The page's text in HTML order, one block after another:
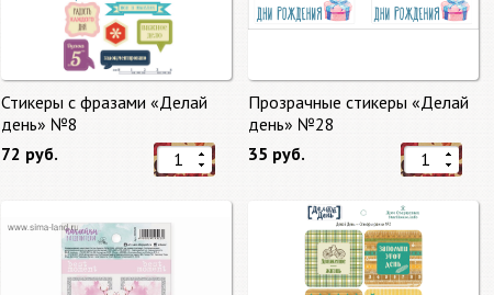
Стикеры с фразами «Делай
день» №8
72 руб.
Прозрачные стикеры «Делай
день» №28
35 руб.